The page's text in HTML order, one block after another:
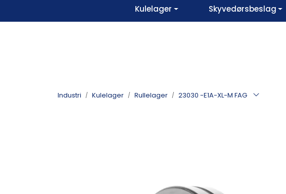
Kulelager Skyvedørsbeslag
Industri Kulelager Rullelager 23030 -E1A-XL-M FAG